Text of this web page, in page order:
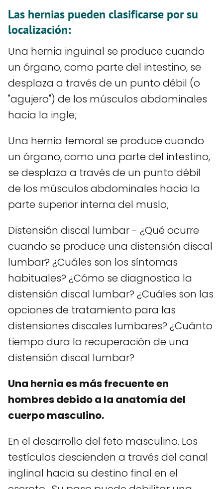
Las hernias pueden clasificarse por su
localización:
Una hernia inguinal se produce cuando
un órgano, como parte del intestino, se
desplaza a través de un punto débil (o
"agujero") de los músculos abdominales
hacia la ingle;
Una hernia femoral se produce cuando
un órgano, como una parte del intestino,
se desplaza a través de un punto débil
de los músculos abdominales hacia la
parte superior interna del muslo;
Distensión discal lumbar - ¿Qué ocurre
cuando se produce una distensión discal
lumbar? ¿Cuáles son los síntomas
habituales? ¿Cómo se diagnostica la
distensión discal lumbar? ¿Cuáles son las
opciones de tratamiento para las
distensiones discales lumbares? ¿Cuánto
tiempo dura la recuperación de una
distensión discal lumbar?
Una hernia es más frecuente en
hombres debido a la anatomía del
cuerpo masculino.
En el desarrollo del feto masculino. Los
testículos descienden a través del canal
inglinal hacia su destino final en el